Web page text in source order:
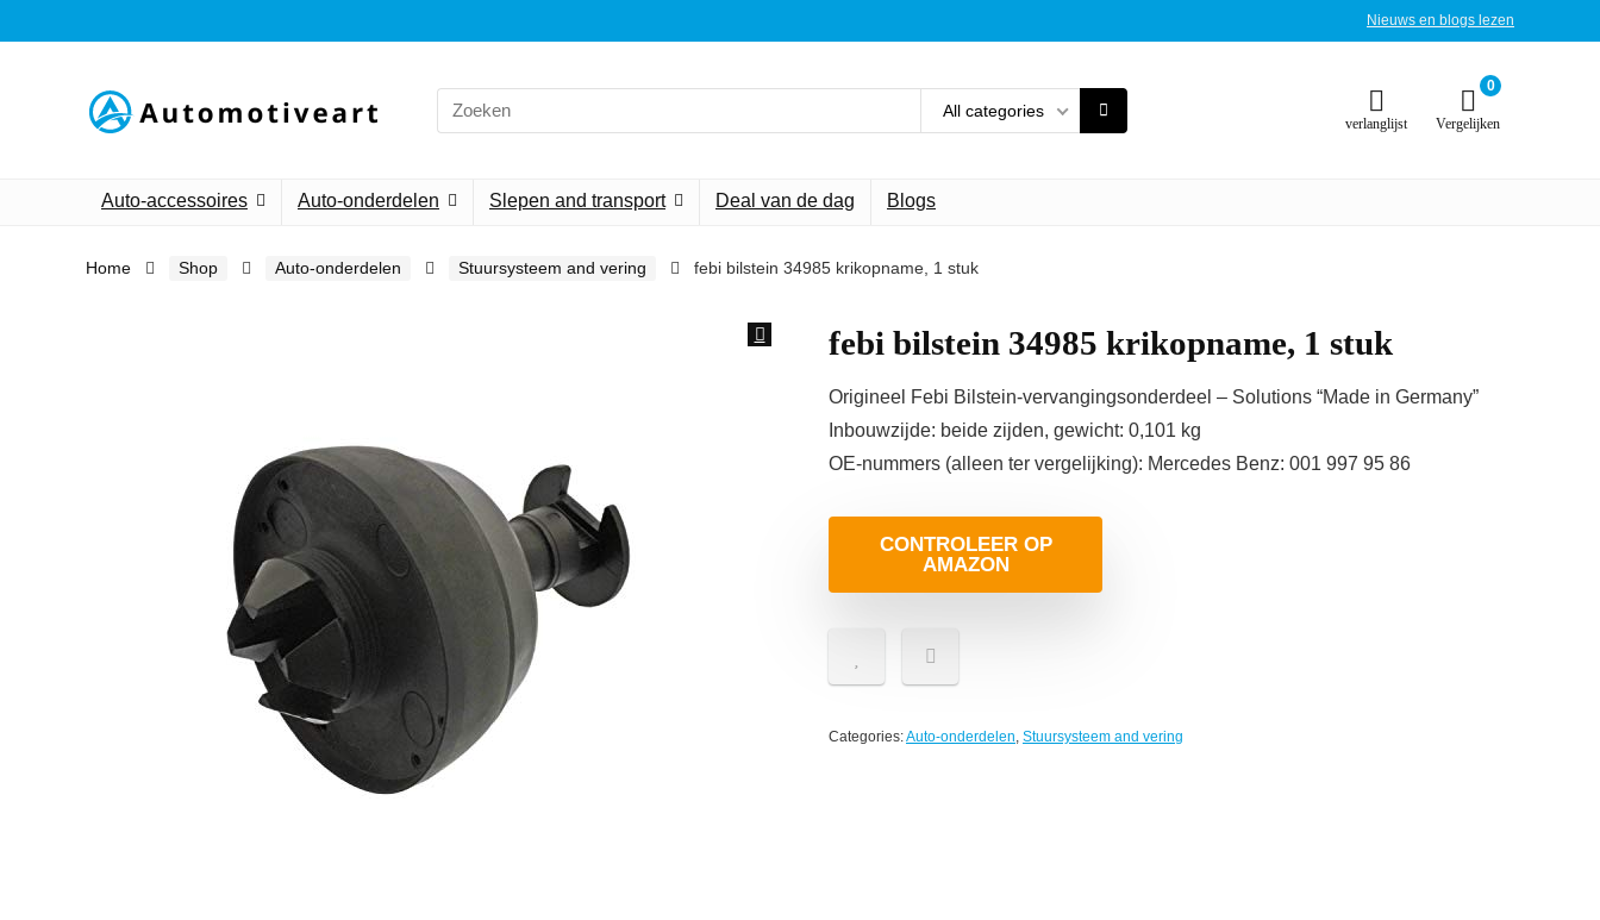
Nieuws en blogs lezen
Search
for:
All categories
verlanglijst
0
Vergelijken
Auto-accessoires Auto-onderdelen Slepen and transport Deal van de dag Blogs
Home Shop Auto-onderdelen Stuursysteem and vering febi bilstein 34985 krikopname, 1 stuk
febi bilstein 34985 krikopname, 1 stuk
Origineel Febi Bilstein-vervangingsonderdeel – Solutions “Made in Germany”
Inbouwzijde: beide zijden, gewicht: 0,101 kg
OE-nummers (alleen ter vergelijking): Mercedes Benz: 001 997 95 86
CONTROLEER OP
AMAZON
Categories:Auto-onderdelen, Stuursysteem and vering